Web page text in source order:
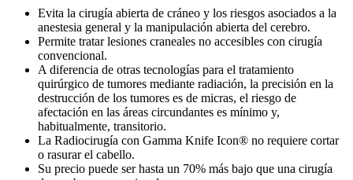
Evita la cirugía abierta de cráneo y los riesgos asociados a la
anestesia general y la manipulación abierta del cerebro.
Permite tratar lesiones craneales no accesibles con cirugía
convencional.
A diferencia de otras tecnologías para el tratamiento
quirúrgico de tumores mediante radiación, la precisión en la
destrucción de los tumores es de micras, el riesgo de
afectación en las áreas circundantes es mínimo y,
habitualmente, transitorio.
La Radiocirugía con Gamma Knife Icon® no requiere cortar
o rasurar el cabello.
Su precio puede ser hasta un 70% más bajo que una cirugía